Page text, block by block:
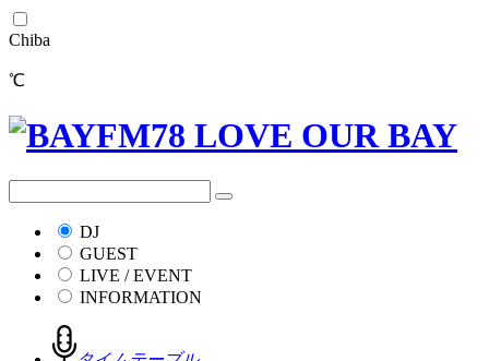
Chiba
℃
DJ
GUEST
LIVE / EVENT
INFORMATION